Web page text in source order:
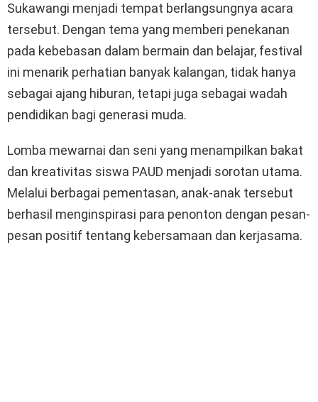
Sukawangi menjadi tempat berlangsungnya acara
tersebut. Dengan tema yang memberi penekanan
pada kebebasan dalam bermain dan belajar, festival
ini menarik perhatian banyak kalangan, tidak hanya
sebagai ajang hiburan, tetapi juga sebagai wadah
pendidikan bagi generasi muda.
Lomba mewarnai dan seni yang menampilkan bakat
dan kreativitas siswa PAUD menjadi sorotan utama.
Melalui berbagai pementasan, anak-anak tersebut
berhasil menginspirasi para penonton dengan pesan-
pesan positif tentang kebersamaan dan kerjasama.